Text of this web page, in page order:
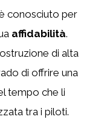
conosciuto per
affidabilità.
di alta
di offrire una
tempo che li
tra i piloti.